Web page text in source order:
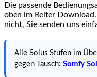
Die passende
oben im Reiter
nicht, Sie senden uns
Alle Solus Stufen im
gegen Tausch: Somfy